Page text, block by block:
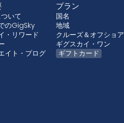
いて
のGigSky
・リワード
イト・プログ
プラン
国名
地域
クルーズ＆オフショア
ギグスカイ・ワン
ギフトカード